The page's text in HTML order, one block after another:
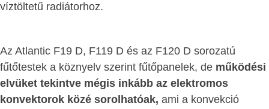
víztöltetű radiátorhoz.
Az Atlantic F19 D, F119 D és az F120 D sorozatú
fűtőtestek a köznyelv szerint fűtőpanelek, de működési
elvüket tekintve mégis inkább az elektromos
konvektorok közé sorolhatóak, ami a konvekció